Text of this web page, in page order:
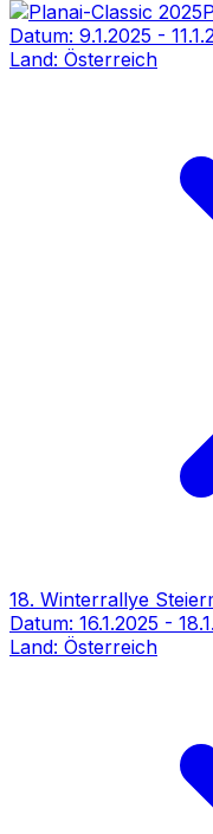
Datum: 9.1.2025 -
Land: Österreich
18. Winterrallye
Datum: 16.1.2025 -
Land: Österreich